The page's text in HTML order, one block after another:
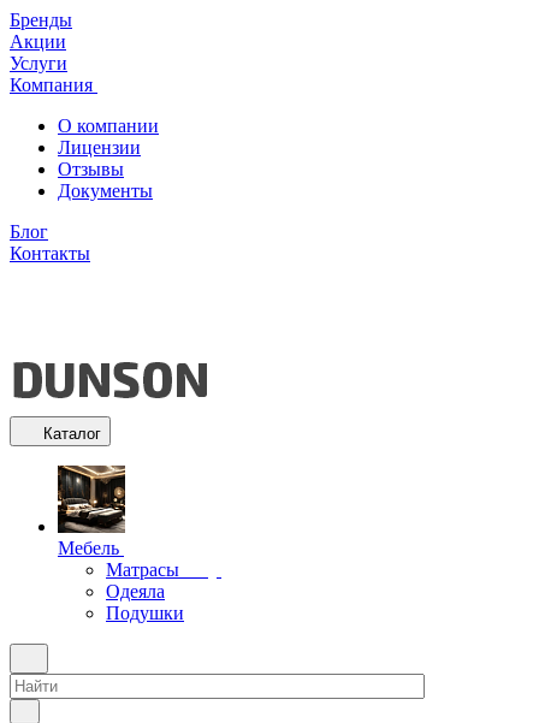
Бренды
Акции
Услуги
Компания
О компании
Лицензии
Отзывы
Документы
Блог
Контакты
Каталог
Мебель
Матрасы
Одеяла
Подушки